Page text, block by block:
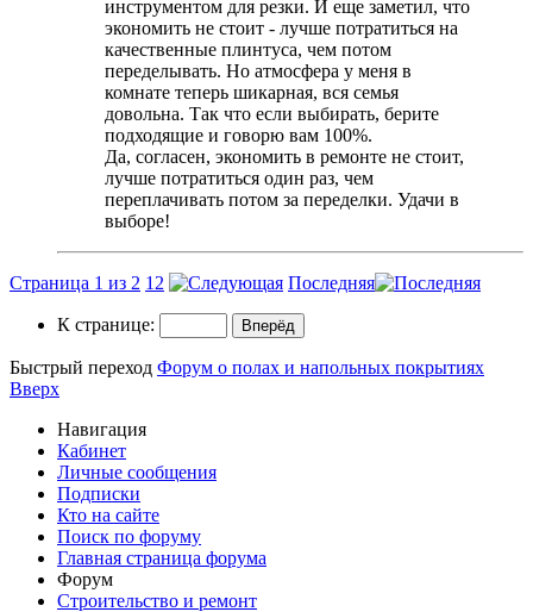
инструментом для резки. И еще заметил, что
экономить не стоит - лучше потратиться на
качественные плинтуса, чем потом
переделывать. Но атмосфера у меня в
комнате теперь шикарная, вся семья
довольна. Так что если выбирать, берите
подходящие и говорю вам 100%.
Да, согласен, экономить в ремонте не стоит,
лучше потратиться один раз, чем
переплачивать потом за переделки. Удачи в
выборе!
Страница 1 из 2 1 2 Последняя
К странице:
Быстрый переход Форум о полах и напольных покрытиях
Вверх
Навигация
Кабинет
Личные сообщения
Подписки
Кто на сайте
Поиск по форуму
Главная страница форума
Форум
Строительство и ремонт